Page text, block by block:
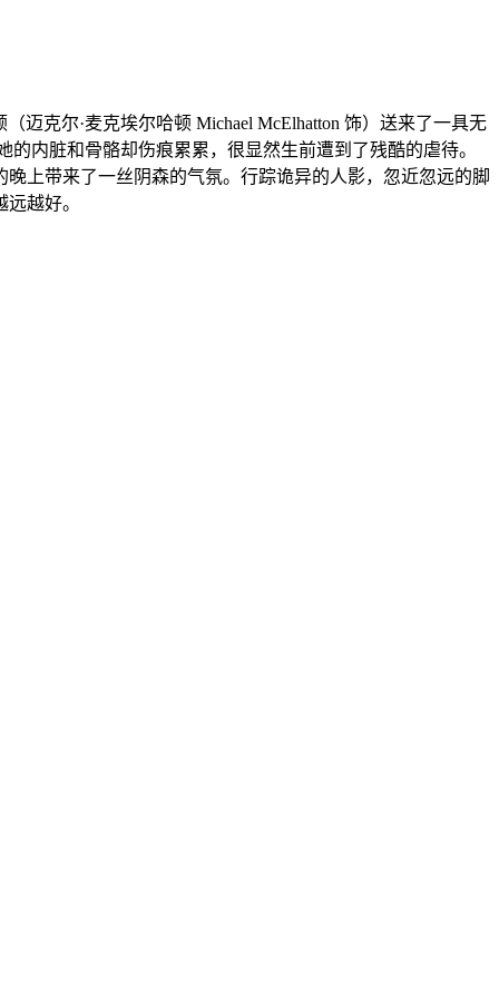
迈克尔·麦克埃尔哈顿 Michael McElhatton 饰）送来了一具无
脏和骨骼却伤痕累累，很显然生前遭到了残酷的虐待。
上带来了一丝阴森的气氛。行踪诡异的人影，忽近忽远的脚
越好。